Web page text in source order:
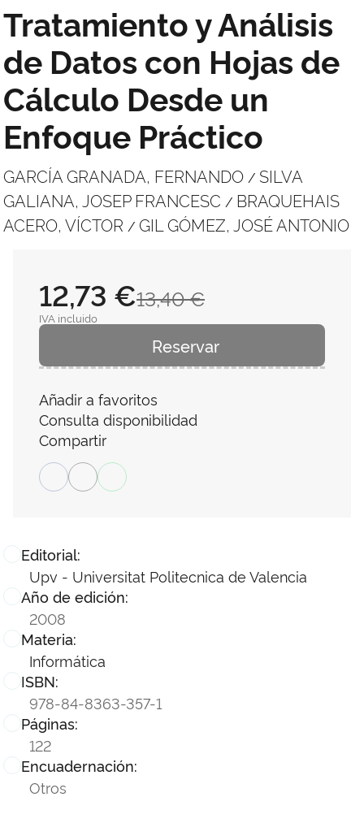
Tratamiento y Análisis
de Datos con Hojas de
Cálculo Desde un
Enfoque Práctico
GARCÍA GRANADA, FERNANDO / SILVA
GALIANA, JOSEP FRANCESC / BRAQUEHAIS
ACERO, VÍCTOR / GIL GÓMEZ, JOSÉ ANTONIO
Editorial:
Upv - Universitat Politecnica de Valencia
Año de edición:
2008
Materia:
Informática
ISBN:
978-84-8363-357-1
Páginas:
122
Encuadernación:
Otros
13,40 €
12,73 €
IVA incluido
Reservar
Añadir a favoritos
Consulta disponibilidad
Compartir